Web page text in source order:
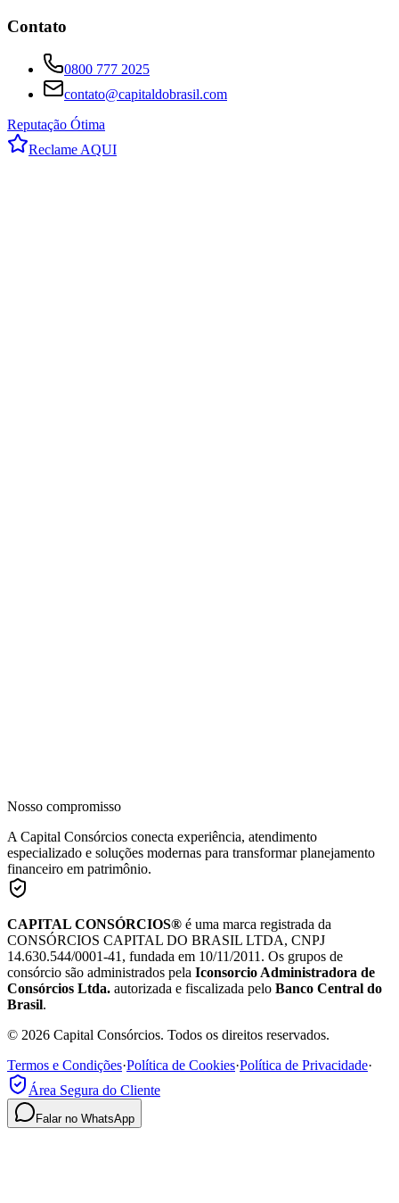
Contato
0800 777 2025
contato@capitaldobrasil.com
Reputação Ótima
Reclame AQUI
Nosso compromisso
A Capital Consórcios conecta experiência, atendimento
especializado e soluções modernas para transformar planejamento
financeiro em patrimônio.
CAPITAL CONSÓRCIOS® é uma marca registrada da
CONSÓRCIOS CAPITAL DO BRASIL LTDA, CNPJ
14.630.544/0001-41, fundada em 10/11/2011. Os grupos de
consórcio são administrados pela Iconsorcio Administradora de
Consórcios Ltda. autorizada e fiscalizada pelo Banco Central do
Brasil.
© 2026 Capital Consórcios. Todos os direitos reservados.
Termos e Condições·Política de Cookies·Política de Privacidade·
Área Segura do Cliente
Falar no WhatsApp